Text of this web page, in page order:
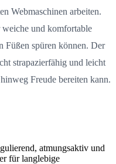
Webmaschinen arbeiten.
weiche und komfortable
Füßen spüren können. Der
strapazierfähig und leicht
Freude bereiten kann.
atmungsaktiv und
für langlebige